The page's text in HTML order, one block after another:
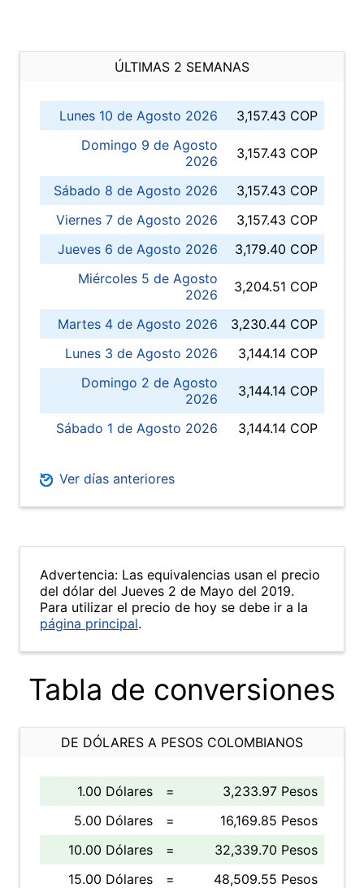
ÚLTIMAS 2 SEMANAS
Lunes 10 de Agosto 2026
3,157.43 COP
Domingo 9 de Agosto
2026
3,157.43 COP
Sábado 8 de Agosto 2026
3,157.43 COP
Viernes 7 de Agosto 2026
3,157.43 COP
Jueves 6 de Agosto 2026
3,179.40 COP
Miércoles 5 de Agosto
2026
3,204.51 COP
Martes 4 de Agosto 2026
3,230.44 COP
Lunes 3 de Agosto 2026
3,144.14 COP
Domingo 2 de Agosto
2026
3,144.14 COP
Sábado 1 de Agosto 2026 3,144.14 COP
Ver días anteriores
Advertencia: Las equivalencias usan el precio
del dólar del Jueves 2 de Mayo del 2019.
Para utilizar el precio de hoy se debe ir a la
página principal.
Tabla de conversiones
DE DÓLARES A PESOS COLOMBIANOS
1.00 Dólares =
3,233.97 Pesos
5.00 Dólares
=
16,169.85 Pesos
10.00 Dólares
=
32,339.70 Pesos
15.00 Dólares
=
48,509.55 Pesos